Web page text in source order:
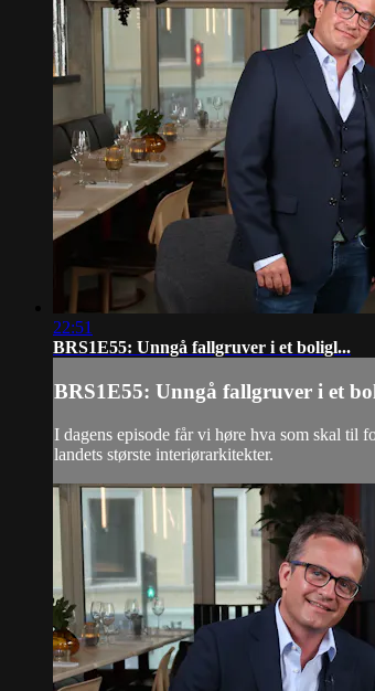
22:51
BRS1E55: Unngå fallgruver i et boligl...
BRS1E55: Unngå fallgruver i et
I dagens episode får vi høre hva som skal til
landets største interiørarkitekter.